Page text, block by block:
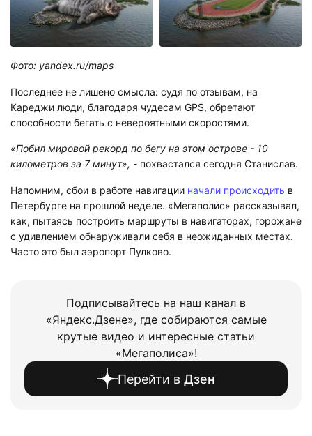
Фото: yandex.ru/maps
Последнее не лишено смысла: судя по отзывам, на
Кареджи люди, благодаря чудесам GPS, обретают
способности бегать с невероятными скоростями.
«Побил мировой рекорд по бегу на этом острове - 10
километров за 7 минут», - похвастался сегодня Станислав.
Напомним, сбои в работе навигации начали происходить в
Петербурге на прошлой неделе. «Мегаполис» рассказывал,
как, пытаясь построить маршруты в навигаторах, горожане
с удивлением обнаруживали себя в неожиданных местах.
Часто это был аэропорт Пулково.
Подписывайтесь на наш канал в
«Яндекс.Дзене», где собираются самые
крутые видео и интересные статьи
«Мегаполиса»!
Перейти в Дзен